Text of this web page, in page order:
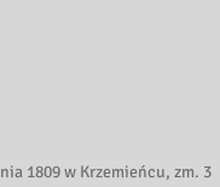
1809 w Krzemieńcu, zm. 3